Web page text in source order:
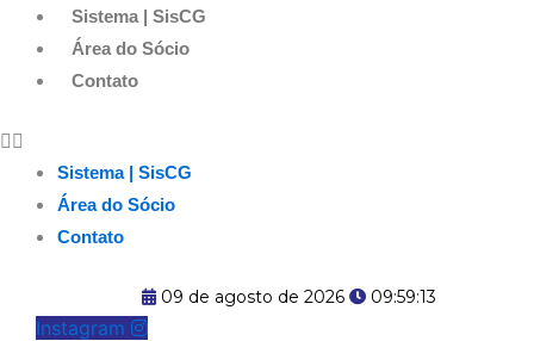
para
Sistema | SisCG
Área do Sócio
Contato
Sistema | SisCG
Área do Sócio
Contato
09 de agosto de 2026 09:59:14
Instagram